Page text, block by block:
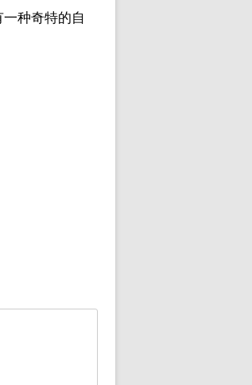
种奇特的自